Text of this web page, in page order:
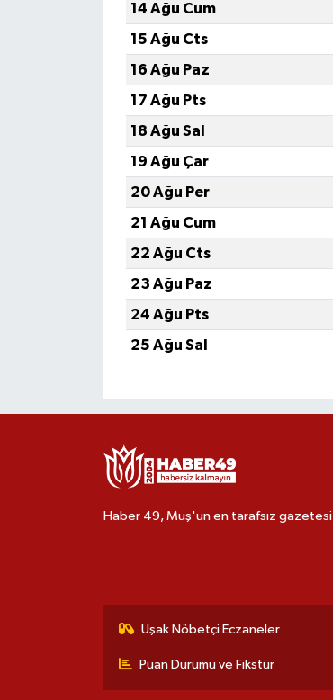
14 Ağu Cum
15 Ağu Cts
16 Ağu Paz
17 Ağu Pts
18 Ağu Sal
19 Ağu Çar
20 Ağu Per
21 Ağu Cum
22 Ağu Cts
23 Ağu Paz
24 Ağu Pts
25 Ağu Sal
Haber 49, Muş'un en tarafsız gazetesi
Uşak Nöbetçi Eczaneler
Puan Durumu ve Fikstür